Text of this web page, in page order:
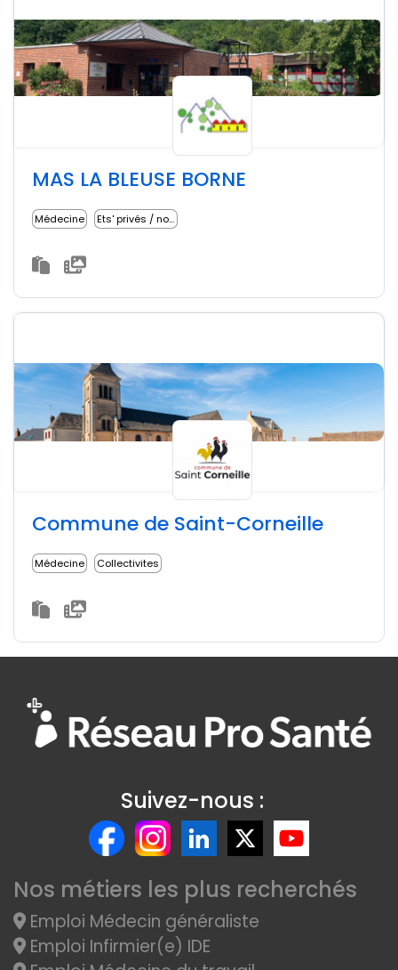
MAS LA BLEUSE BORNE
Médecine Ets' privés / non lucratifs
Commune de Saint-Corneille
Médecine Collectivites
Suivez-nous :
Nos métiers les plus recherchés
Emploi Médecin généraliste
Emploi Infirmier(e) IDE